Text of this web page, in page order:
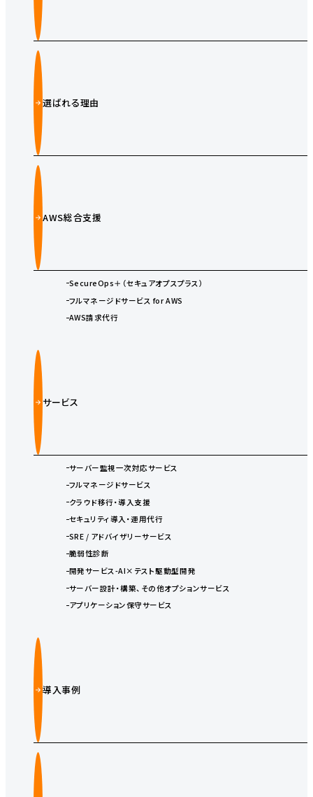
選ばれる理由
AWS総合支援
SecureOps＋（セキュアオプスプラス）
フルマネージドサービス for AWS
AWS請求代行
サービス
サーバー監視一次対応サービス
フルマネージドサービス
クラウド移行・導入支援
セキュリティ導入・運用代行
SRE / アドバイザリーサービス
脆弱性診断
開発サービス-AI×テスト駆動型開発
サーバー設計・構築、その他オプションサービス
アプリケーション保守サービス
導入事例